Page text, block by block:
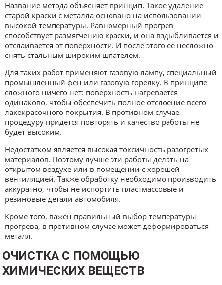
Название метода объясняет принцип. Такое удаление
старой краски с металла основано на использовании
высокой температуры. Равномерный прогрев
способствует размягчению краски, и она вздыбливается и
отслаивается от поверхности. И после этого ее несложно
снять стальным широким шпателем.
Для таких работ применяют газовую лампу, специальный
промышленный фен или газовую горелку. В принципе
сложного ничего нет: поверхность нагревается
одинаково, чтобы обеспечить полное отслоение всего
лакокрасочного покрытия. В противном случае
процедуру придется повторять и качество работы не
будет высоким.
Недостатком является высокая токсичность разогретых
материалов. Поэтому лучше эти работы делать на
открытом воздухе или в помещении с хорошей
вентиляцией. Также обработку необходимо производить
аккуратно, чтобы не испортить пластмассовые и
резиновые детали автомобиля.
Кроме того, важен правильный выбор температуры
прогрева, в противном случае может деформироваться
металл.
ОЧИСТКА С ПОМОЩЬЮ
ХИМИЧЕСКИХ ВЕЩЕСТВ